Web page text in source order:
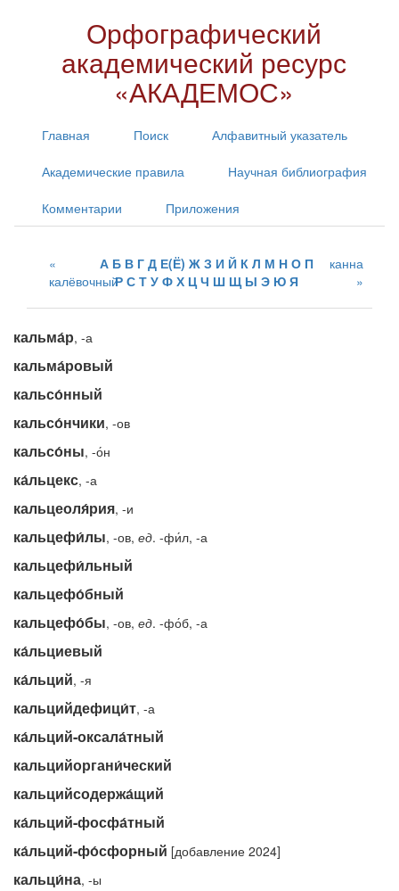
Орфографический
академический ресурс
«АКАДЕМОС»
Главная Поиск Алфавитный указатель
Академические правила Научная библиография
Комментарии Приложения
калёвочный
А Б В Г Д Е(Ё) Ж З И Й К Л М Н О П
Р С Т У Ф Х Ц Ч Ш Щ Ы Э Ю Я
канна
кальма́р, -а
кальма́ровый
кальсо́нный
кальсо́нчики, -ов
кальсо́ны, -о́н
ка́льцекс, -а
кальцеоля́рия, -и
кальцефи́лы, -ов, ед. -фи́л, -а
кальцефи́льный
кальцефо́бный
кальцефо́бы, -ов, ед. -фо́б, -а
ка́льциевый
ка́льций, -я
кальцийдефици́т, -а
ка́льций-оксала́тный
кальцийоргани́ческий
кальцийсодержа́щий
ка́льций-фосфа́тный
ка́льций-фо́сфорный [добавление 2024]
кальци́на, -ы